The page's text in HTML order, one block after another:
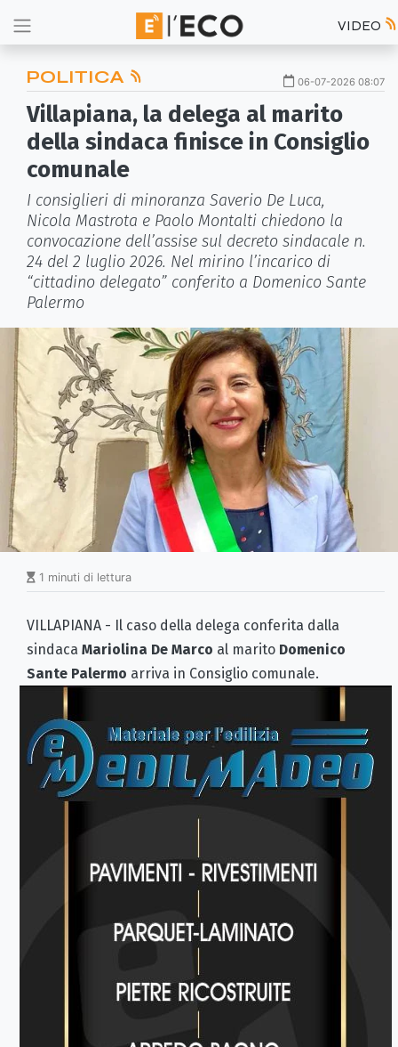
VIDEO
POLITICA 06-07-2026 08:07
Villapiana, la delega al marito
della sindaca finisce in Consiglio
comunale
I consiglieri di minoranza Saverio De Luca,
Nicola Mastrota e Paolo Montalti chiedono la
convocazione dell’assise sul decreto sindacale n.
24 del 2 luglio 2026. Nel mirino l’incarico di
“cittadino delegato” conferito a Domenico Sante
Palermo
1 minuti di lettura
VILLAPIANA - Il caso della delega conferita dalla
sindaca Mariolina De Marco al marito Domenico
Sante Palermo arriva in Consiglio comunale.